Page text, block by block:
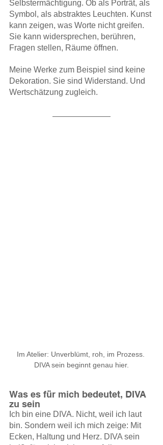
Selbstermächtigung. Ob als Porträt, als
Symbol, als abstraktes Leuchten. Kunst
kann zeigen, was Worte nicht greifen.
Sie kann widersprechen, berühren,
Fragen stellen, Räume öffnen.
Meine Werke zum Beispiel sind keine
Dekoration. Sie sind Widerstand. Und
Wertschätzung zugleich.
Im Atelier: Unverblümt, roh, im Prozess.
DIVA sein beginnt genau hier.
Was es für mich bedeutet, DIVA
zu sein
Ich bin eine DIVA. Nicht, weil ich laut
bin. Sondern weil ich mich zeige: Mit
Ecken, Haltung und Herz. DIVA sein